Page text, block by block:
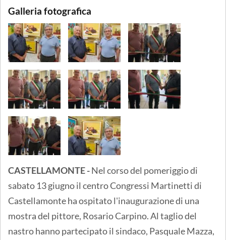
Galleria fotografica
CASTELLAMONTE -Nel corso del pomeriggio di
sabato 13 giugno il centro Congressi Martinetti di
Castellamonte ha ospitato l'inaugurazione di una
mostra del pittore, Rosario Carpino. Al taglio del
nastro hanno partecipato il sindaco, Pasquale Mazza,